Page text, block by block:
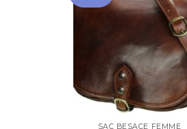
SAC BESACE FEMME